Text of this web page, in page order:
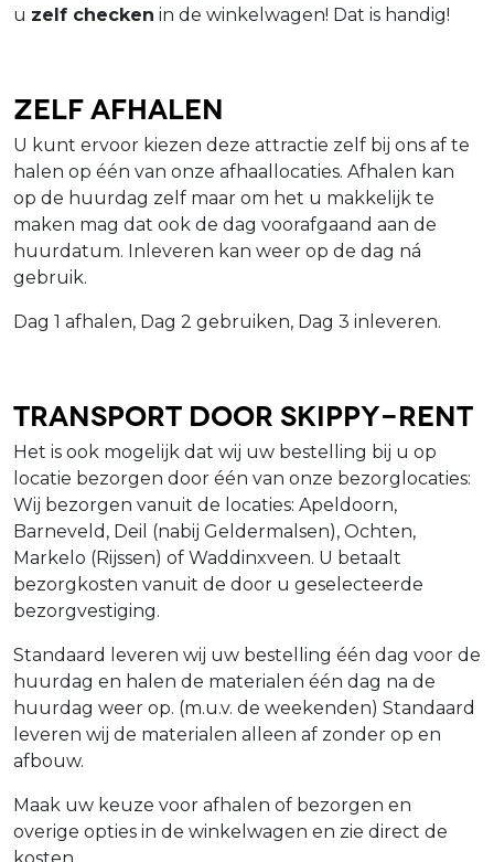
u zelf checken in de winkelwagen! Dat is handig!
Zelf afhalen
U kunt ervoor kiezen deze attractie zelf bij ons af te
halen op één van onze afhaallocaties. Afhalen kan
op de huurdag zelf maar om het u makkelijk te
maken mag dat ook de dag voorafgaand aan de
huurdatum. Inleveren kan weer op de dag ná
gebruik.
Dag 1 afhalen, Dag 2 gebruiken, Dag 3 inleveren.
Transport door Skippy-Rent
Het is ook mogelijk dat wij uw bestelling bij u op
locatie bezorgen door één van onze bezorglocaties:
Wij bezorgen vanuit de locaties: Apeldoorn,
Barneveld, Deil (nabij Geldermalsen), Ochten,
Markelo (Rijssen) of Waddinxveen. U betaalt
bezorgkosten vanuit de door u geselecteerde
bezorgvestiging.
Standaard leveren wij uw bestelling één dag voor de
huurdag en halen de materialen één dag na de
huurdag weer op. (m.u.v. de weekenden) Standaard
leveren wij de materialen alleen af zonder op en
afbouw.
Maak uw keuze voor afhalen of bezorgen en
overige opties in de winkelwagen en zie direct de
kosten.